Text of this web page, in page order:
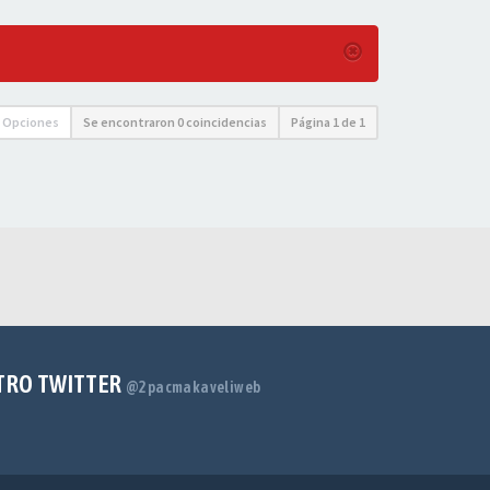
Opciones Se encontraron 0 coincidencias Página 1 de 1
TWITTER @2pacmakaveliweb